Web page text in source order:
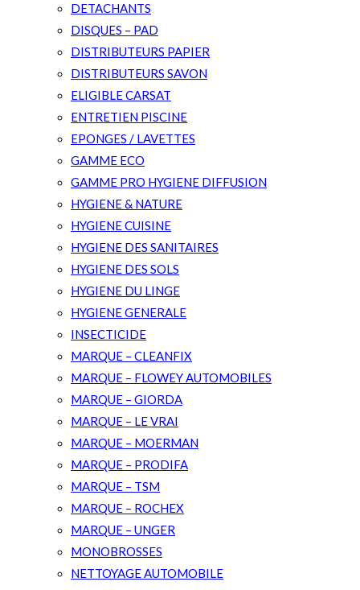
DETACHANTS
DISQUES – PAD
DISTRIBUTEURS PAPIER
DISTRIBUTEURS SAVON
ELIGIBLE CARSAT
ENTRETIEN PISCINE
EPONGES / LAVETTES
GAMME ECO
GAMME PRO HYGIENE DIFFUSION
HYGIENE & NATURE
HYGIENE CUISINE
HYGIENE DES SANITAIRES
HYGIENE DES SOLS
HYGIENE DU LINGE
HYGIENE GENERALE
INSECTICIDE
MARQUE – CLEANFIX
MARQUE – FLOWEY AUTOMOBILES
MARQUE – GIORDA
MARQUE – LE VRAI
MARQUE – MOERMAN
MARQUE – PRODIFA
MARQUE – TSM
MARQUE – ROCHEX
MARQUE – UNGER
MONOBROSSES
NETTOYAGE AUTOMOBILE